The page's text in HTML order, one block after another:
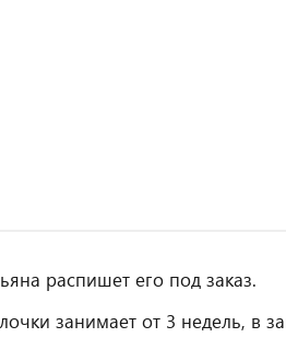
распишет его под заказ.
занимает от 3 недель, в